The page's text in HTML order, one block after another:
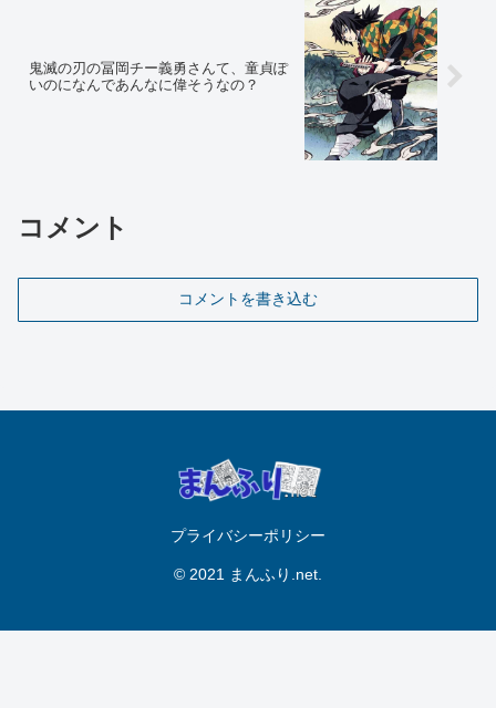
鬼滅の刃の冨岡チー義勇さんて、童貞ぽ
いのになんであんなに偉そうなの？
コメント
コメントを書き込む
プライバシーポリシー
© 2021 まんふり.net.